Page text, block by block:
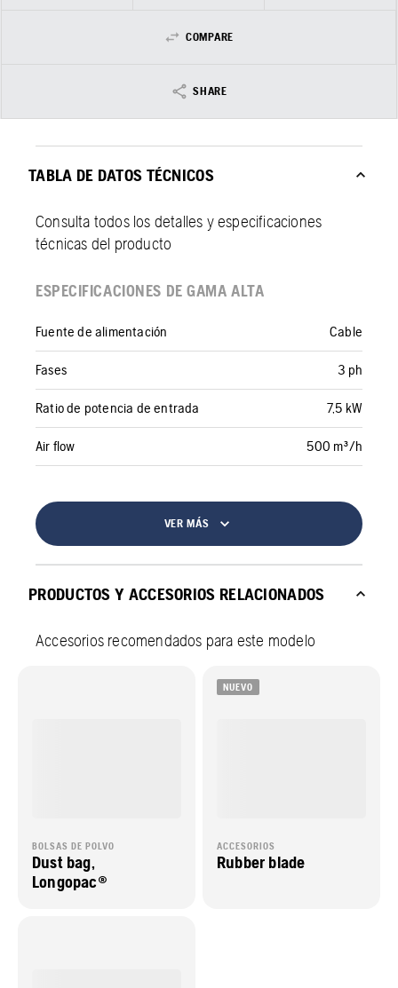
COMPARE
SHARE
TABLA DE DATOS TÉCNICOS
Consulta todos los detalles y especificaciones
técnicas del producto
ESPECIFICACIONES DE GAMA ALTA
Fuente de alimentación Cable
Fases 3 ph
Ratio de potencia de entrada 7,5 kW
Air flow 500 m³/h
VER MÁS
PRODUCTOS Y ACCESORIOS RELACIONADOS
Accesorios recomendados para este modelo
BOLSAS DE POLVO
Dust bag,
Longopac®
NUEVO
ACCESORIOS
Rubber blade